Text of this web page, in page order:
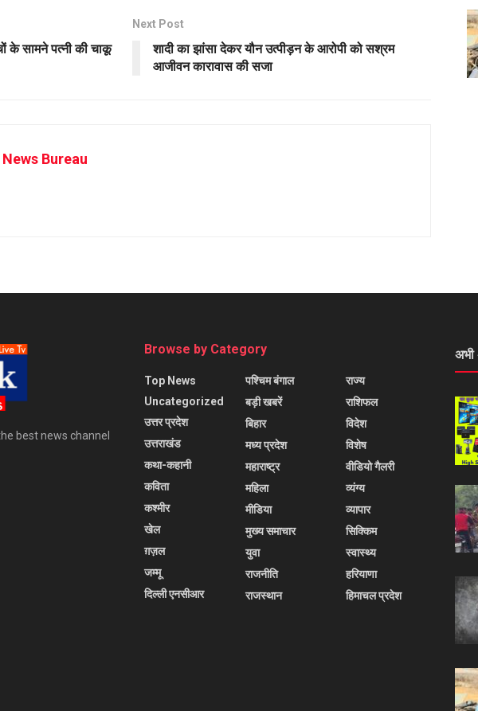
के सामने पत्नी की चाकू
Next Post
शादी का झांसा देकर यौन उत्पीड़न के आरोपी को सश्रम
आजीवन कारावास की सजा
Bureau
best news channel
Browse by Category
Top News
Uncategorized
उत्तर प्रदेश
उत्तराखंड
कथा-कहानी
कविता
कश्मीर
खेल
ग़ज़ल
जम्मू
दिल्ली एनसीआर
पश्चिम बंगाल
बड़ी खबरें
बिहार
मध्य प्रदेश
महाराष्ट्र
महिला
मीडिया
मुख्य समाचार
युवा
राजनीति
राजस्थान
राज्य
राशिफल
विदेश
विशेष
वीडियो गैलरी
व्यंग्य
व्यापार
सिक्किम
स्वास्थ्य
हरियाणा
हिमाचल प्रदेश
अभी